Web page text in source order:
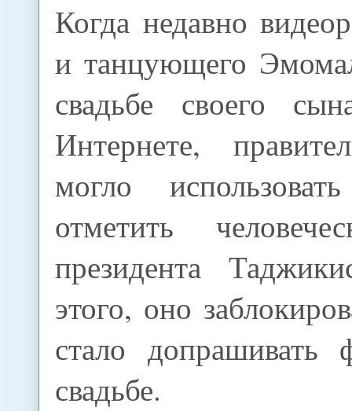
Когда недавно
и танцующего
свадьбе своего
Интернете,
могло
отметить
президента
этого, оно
стало допрашивать
свадьбе.